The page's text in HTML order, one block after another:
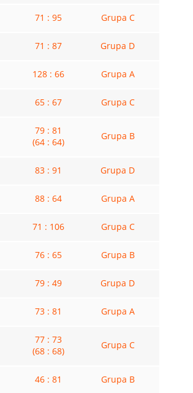
71 : 95 Grupa C
71 : 87 Grupa D
128 : 66 Grupa A
65 : 67 Grupa C
79 : 81
(64 : 64)
Grupa B
83 : 91 Grupa D
88 : 64 Grupa A
71 : 106 Grupa C
76 : 65 Grupa B
79 : 49 Grupa D
73 : 81 Grupa A
77 : 73
(68 : 68)
Grupa C
46 : 81 Grupa B